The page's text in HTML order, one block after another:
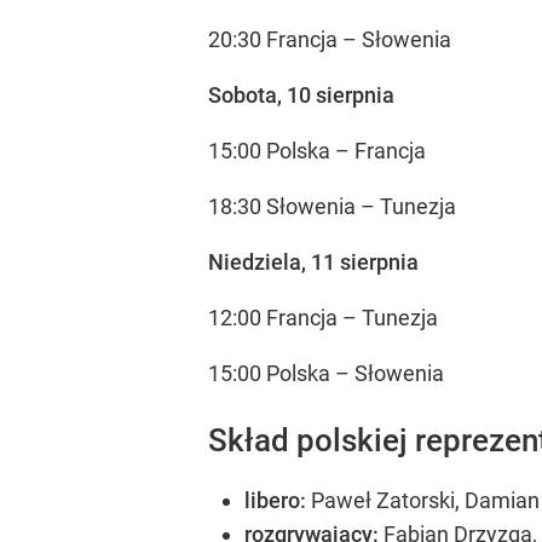
20:30 Francja – Słowenia
Sobota, 10 sierpnia
15:00 Polska – Francja
18:30 Słowenia – Tunezja
Niedziela, 11 sierpnia
12:00 Francja – Tunezja
15:00 Polska – Słowenia
Skład polskiej
libero: Paweł Zatorski,
rozgrywający: Fabian